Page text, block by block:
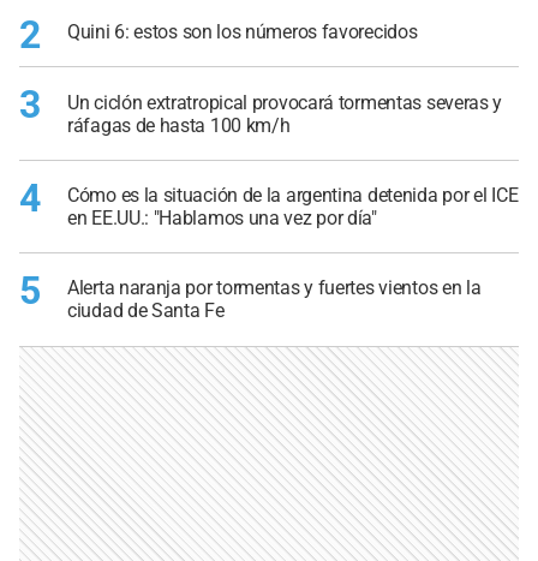
2 Quini 6: estos son los números favorecidos
3
Un ciclón extratropical provocará tormentas severas y
ráfagas de hasta 100 km/h
4
Cómo es la situación de la argentina detenida por el ICE
en EE.UU.: "Hablamos una vez por día"
5
Alerta naranja por tormentas y fuertes vientos en la
ciudad de Santa Fe